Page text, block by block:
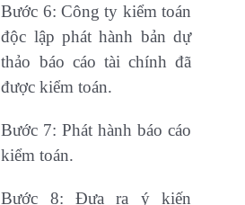
Bước 6: Công ty kiểm toán
độc lập phát hành bản dự
thảo báo cáo tài chính đã
được kiểm toán.
Bước 7: Phát hành báo cáo
kiểm toán.
Bước 8: Đưa ra ý kiến